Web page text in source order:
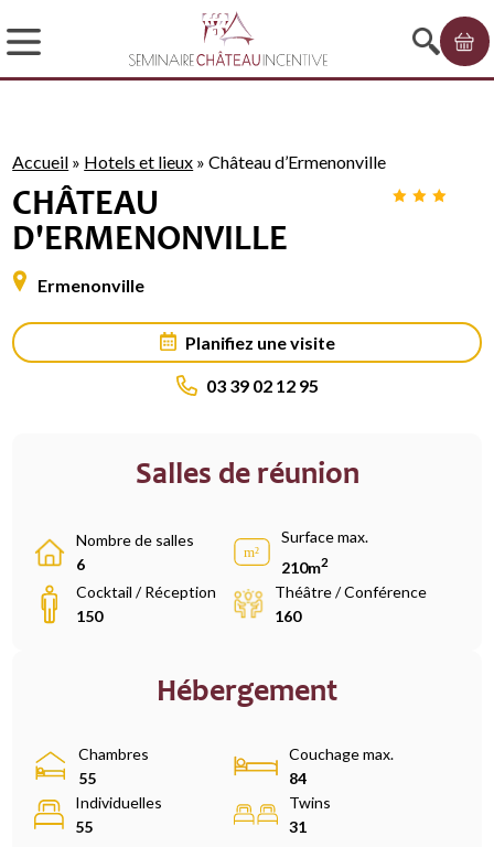
Accueil » Hotels et lieux »Château d’Ermenonville
CHÂTEAU
D'ERMENONVILLE
Ermenonville
Planifiez une visite
03 39 02 12 95
Salles de réunion
Nombre de salles
6
Surface max.
210m2
Cocktail / Réception
150
Théâtre / Conférence
160
Hébergement
Chambres
55
Couchage max.
84
Individuelles
55
Twins
31